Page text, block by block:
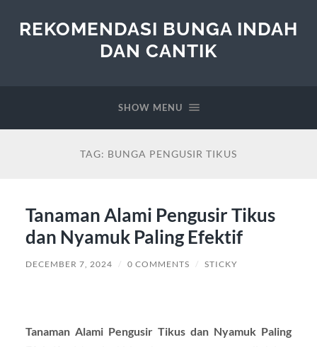
REKOMENDASI BUNGA INDAH
DAN CANTIK
SHOW MENU
TAG: BUNGA PENGUSIR TIKUS
Tanaman Alami Pengusir Tikus
dan Nyamuk Paling Efektif
DECEMBER 7, 2024 / 0 COMMENTS / STICKY
Tanaman Alami Pengusir Tikus dan Nyamuk Paling